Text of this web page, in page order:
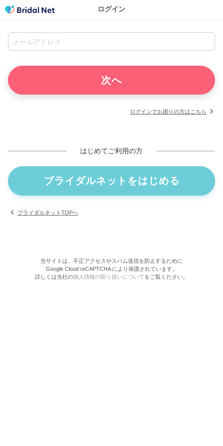
ログイン
ログインでお困りの方はこちら
はじめてご利用の方
ブライダルネットをはじめる
ブライダルネットTOPへ
当サイトは、不正アクセスやスパム送信を防止するために
Google Cloud reCAPTCHA により保護されています。
詳しくは当社の個人情報の取り扱いについてをご覧ください。